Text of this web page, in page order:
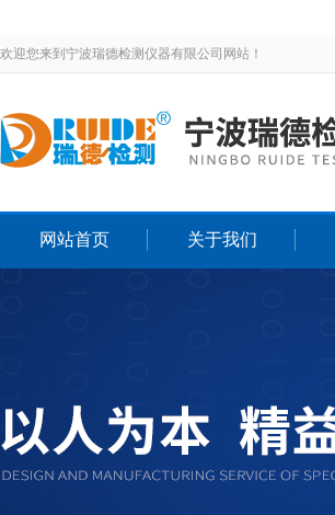
欢迎您来到宁波瑞德检测仪器有限公司网站！
网站首页 关于我们